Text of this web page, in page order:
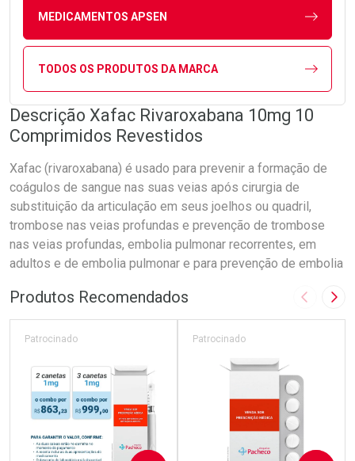
MEDICAMENTOS APSEN
TODOS OS PRODUTOS DA MARCA
Descrição Xafac Rivaroxabana 10mg 10
Comprimidos Revestidos
Xafac (rivaroxabana) é usado para prevenir a formação de
coágulos de sangue nas suas veias após cirurgia de
substituição da articulação em seus joelhos ou quadril,
trombose nas veias profundas e prevenção de trombose
nas veias profundas, embolia pulmonar recorrentes, em
adultos e de embolia pulmonar e para prevenção de embolia
Produtos Recomendados Imagem
Patrocinado Patrocinado